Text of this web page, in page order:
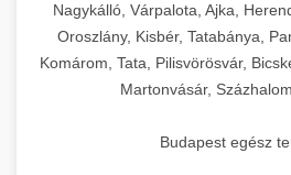
Nagykálló, Várpalota, Ajka,
Oroszlány, Kisbér, Tatabánya,
Komárom, Tata, Pilisvörösvár,
Martonvásár,
Budapest egész